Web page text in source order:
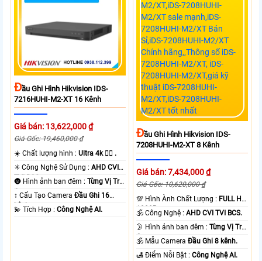
ĐẦu Ghi Hình Hikvision IDS-
7216HUHI-M2-XT 16 Kênh
Giá bán: 13,622,000 ₫
Giá Gốc: 19,460,000 ₫
☀️ Chất lượng hình :Ultra 4k 👍🏾 .
✳️ Công Nghệ Sử Dụng :AHD CVI
TVI BCS.
🌚 Hình ảnh ban đêm :Từng Vị Trí
Camera .
↕️ Cấu Tạo CameraĐầu Ghi 16
kênh.
️💫 Tích Hợp :Công Nghệ AI.
ĐẦu Ghi Hình Hikvision IDS-
7208HUHI-M2-XT 8 Kênh
Giá bán: 7,434,000 ₫
Giá Gốc: 10,620,000 ₫
💯 Hình Ành Chất Lượng : FULL HD
1080P .
🕉️ Công Nghệ :AHD CVI TVI BCS.
🌛 Hình ảnh ban đêm :Từng Vị Trí
Camera .
🕉️ Mẫu CameraĐầu Ghi 8 kênh.
️🛃 Điểm Nỗi Bật :Công Nghệ AI.